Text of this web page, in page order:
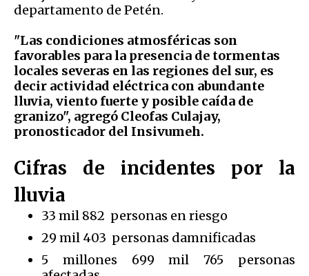
departamento de Petén.
"Las condiciones atmosféricas son
favorables para la presencia de tormentas
locales severas en las regiones del sur, es
decir actividad eléctrica con abundante
lluvia, viento fuerte y posible caída de
granizo", agregó Cleofas Culajay,
pronosticador del Insivumeh.
Cifras de incidentes por la
lluvia
33 mil 882 personas en riesgo
29 mil 403 personas damnificadas
5 millones 699 mil 765 personas